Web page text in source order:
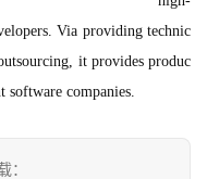
Via providing technic
it provides produc
software companies.
：